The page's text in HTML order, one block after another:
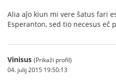
Alia aĵo kiun mi vere ŝatus fari
Esperanton, sed tio necesus eĉ
Vinisus (Prikaži profil)
04. julij 2015 19:50:13